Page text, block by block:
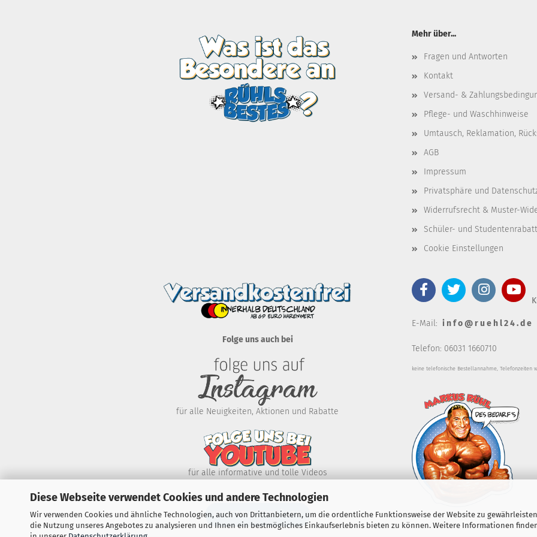
Diese Webseite verwendet Cookies und andere Technologien
Wir verwenden Cookies und ähnliche Technologien, auch von Drittanbietern, um die ordentliche Funktionsweise der Website zu
die Nutzung unseres Angebotes zu analysieren und Ihnen ein bestmögliches Einkaufserlebnis bieten zu können. Weitere Informationen
Mehr über...
Fragen und Antworten
Kontakt
Versand- &
Pflege- und Waschhinweise
Umtausch, Reklamation,
AGB
Impressum
Privatsphäre und
Widerrufsrecht & Muster-
Schüler- und Studentenrabatt
Cookie Einstellungen
Folge uns auch bei
für alle Neuigkeiten, Aktionen und Rabatte
für alle informative und tolle Videos
WIDERRUF ERKLÄREN
E-Mail: i n f o @ r u e h l 2 4 . d e
Telefon: 06031 1660710
keine telefonische Bestellannahme, Telefonzeiten